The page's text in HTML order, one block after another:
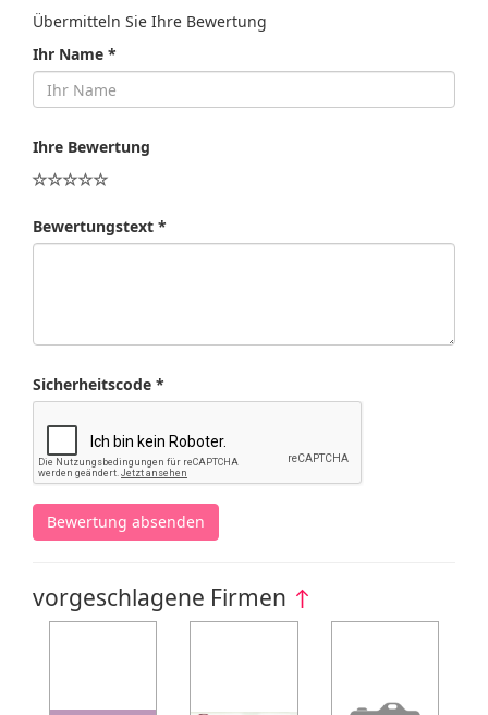
Übermitteln Sie Ihre Bewertung
Ihr Name *
Ihre Bewertung
Bewertungstext *
Sicherheitscode *
Bewertung absenden
vorgeschlagene Firmen ↑